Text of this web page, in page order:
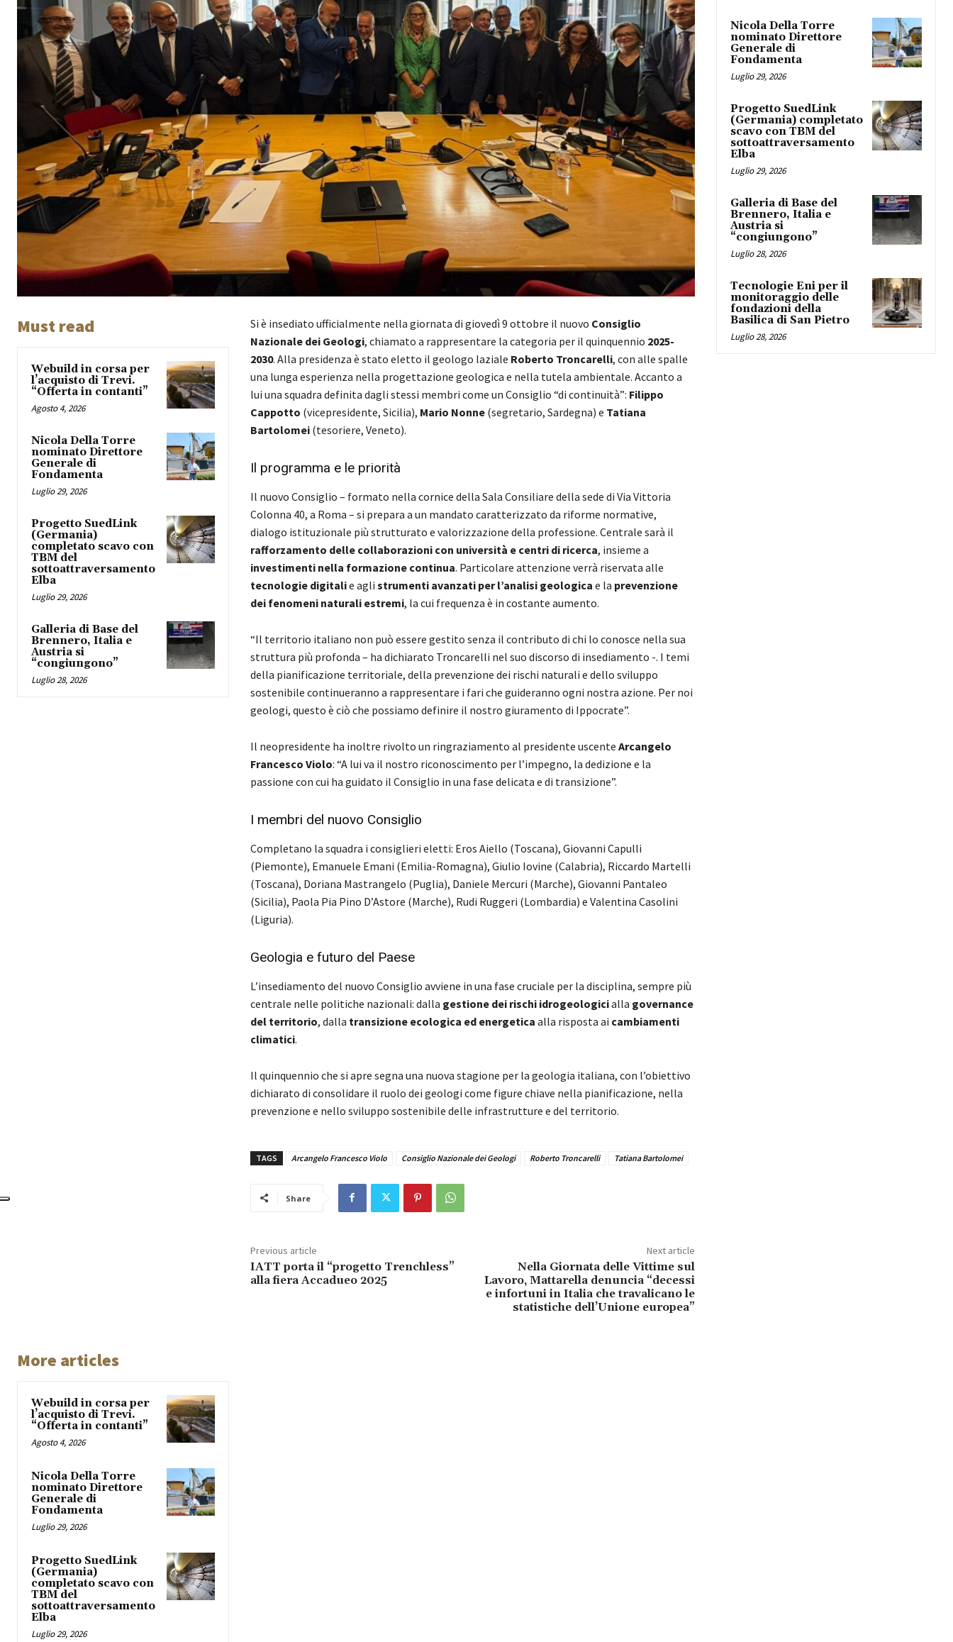
Must read
Webuild in corsa per
l’acquisto di Trevi.
“Offerta in contanti”
Agosto 4, 2026
Nicola Della Torre
nominato Direttore
Generale di
Fondamenta
Luglio 29, 2026
Progetto SuedLink
(Germania)
completato scavo con
TBM del
sottoattraversamento
Elba
Luglio 29, 2026
Galleria di Base del
Brennero, Italia e
Austria si
“congiungono”
Luglio 28, 2026
Si è insediato ufficialmente nella giornata di giovedì 9 ottobre il nuovo Consiglio
Nazionale dei Geologi, chiamato a rappresentare la categoria per il quinquennio 2025-
2030. Alla presidenza è stato eletto il geologo laziale Roberto Troncarelli, con alle spalle
una lunga esperienza nella progettazione geologica e nella tutela ambientale. Accanto a
lui una squadra definita dagli stessi membri come un Consiglio “di continuità”: Filippo
Cappotto (vicepresidente, Sicilia), Mario Nonne(segretario, Sardegna) e Tatiana
Bartolomei(tesoriere, Veneto).
Il programma e le priorità
Il nuovo Consiglio – formato nella cornice della Sala Consiliare della sede di Via Vittoria
Colonna 40, a Roma – si prepara a un mandato caratterizzato da riforme normative,
dialogo istituzionale più strutturato e valorizzazione della professione. Centrale sarà il
rafforzamento delle collaborazioni con università e centri di ricerca, insieme a
investimenti nella formazione continua. Particolare attenzione verrà riservata alle
tecnologie digitalie agli strumenti avanzati per l’analisi geologica e la prevenzione
dei fenomeni naturali estremi, la cui frequenza è in costante aumento.
“Il territorio italiano non può essere gestito senza il contributo di chi lo conosce nella sua
struttura più profonda – ha dichiarato Troncarelli nel suo discorso di insediamento -. I temi
della pianificazione territoriale, della prevenzione dei rischi naturali e dello sviluppo
sostenibile continueranno a rappresentare i fari che guideranno ogni nostra azione. Per noi
geologi, questo è ciò che possiamo definire il nostro giuramento di Ippocrate”.
Il neopresidente ha inoltre rivolto un ringraziamento al presidente uscente Arcangelo
Francesco Violo: “A lui va il nostro riconoscimento per l’impegno, la dedizione e la
passione con cui ha guidato il Consiglio in una fase delicata e di transizione”.
I membri del nuovo Consiglio
Completano la squadra i consiglieri eletti: Eros Aiello (Toscana), Giovanni Capulli
(Piemonte), Emanuele Emani (Emilia-Romagna), Giulio Iovine (Calabria), Riccardo Martelli
(Toscana), Doriana Mastrangelo (Puglia), Daniele Mercuri (Marche), Giovanni Pantaleo
(Sicilia), Paola Pia Pino D’Astore (Marche), Rudi Ruggeri (Lombardia) e Valentina Casolini
(Liguria).
Geologia e futuro del Paese
L’insediamento del nuovo Consiglio avviene in una fase cruciale per la disciplina, sempre più
centrale nelle politiche nazionali: dalla gestione dei rischi idrogeologicialla governance
del territorio, dalla transizione ecologica ed energetica alla risposta ai cambiamenti
climatici.
Il quinquennio che si apre segna una nuova stagione per la geologia italiana, con l’obiettivo
dichiarato di consolidare il ruolo dei geologi come figure chiave nella pianificazione, nella
prevenzione e nello sviluppo sostenibile delle infrastrutture e del territorio.
TAGS Arcangelo Francesco Violo Consiglio Nazionale dei Geologi Roberto Troncarelli Tatiana Bartolomei
Share
Previous article
IATT porta il “progetto Trenchless”
alla fiera Accadueo 2025
Next article
Nella Giornata delle Vittime sul
Lavoro, Mattarella denuncia “decessi
e infortuni in Italia che travalicano le
statistiche dell’Unione europea”
More articles
Webuild in corsa per
l’acquisto di Trevi.
“Offerta in contanti”
Agosto 4, 2026
Nicola Della Torre
nominato Direttore
Generale di
Fondamenta
Luglio 29, 2026
Progetto SuedLink
(Germania)
completato scavo con
TBM del
sottoattraversamento
Elba
Luglio 29, 2026
Nicola Della Torre
nominato Direttore
Generale di
Fondamenta
Luglio 29, 2026
Progetto SuedLink
(Germania) completato
scavo con TBM del
sottoattraversamento
Elba
Luglio 29, 2026
Galleria di Base del
Brennero, Italia e
Austria si
“congiungono”
Luglio 28, 2026
Tecnologie Eni per il
monitoraggio delle
fondazioni della
Basilica di San Pietro
Luglio 28, 2026